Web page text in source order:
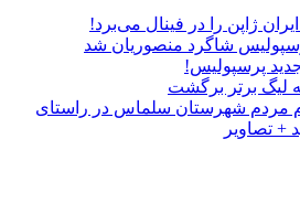
ژاپن را در فینال می‌برد!
شاگرد منصوریان شد
پرسپولیس!
لیگ برتر برگشت
مردم شهرستان سلماس در راستای
+ تصاویر